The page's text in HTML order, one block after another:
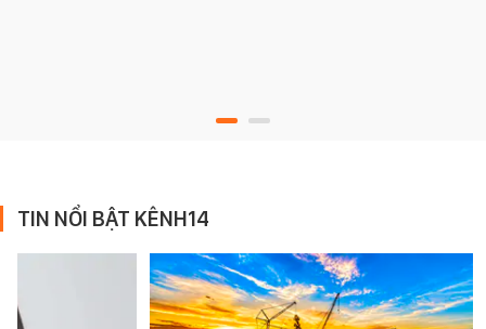
TIN NỔI BẬT KÊNH14